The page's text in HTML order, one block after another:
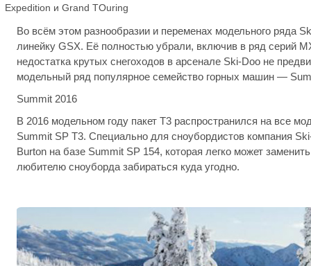
Expedition и Grand TOuring
Во всём этом разнообразии и переменах модельного ряда
линейку GSX. Её полностью убрали, включив в ряд серий
недостатка крутых снегоходов в арсенале Ski-Doo не
модельный ряд популярное семейство горных машин —
Summit 2016
В 2016 модельном году пакет T3 распространился на все
Summit SP T3. Специально для сноубордистов компания
Burton на базе Summit SP 154, которая легко может
любителю сноуборда забираться куда угодно.